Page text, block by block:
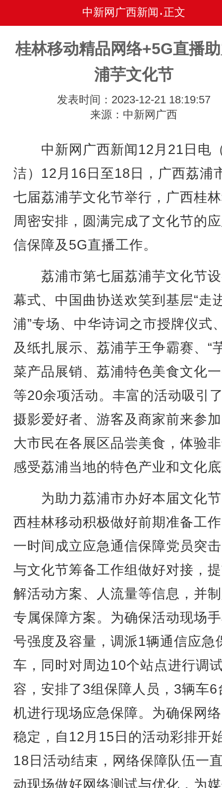
中新网广西新闻 • 正文
桂林移动精品网络+5G直播
浦芋文化节
发表时间：2023-12-21 18:19:57
来源：中新网广西
中新网广西新闻12月21日电
洁）12月16日至18日，广西荔浦
七届荔浦芋文化节举行，广西桂
周密安排，圆满完成了文化节的
信保障及5G直播工作。
荔浦市第七届荔浦芋文化节
幕式、中国曲协送欢笑到基层“走
浦”专场、中华诗词之市授牌仪式
及纸扎展示、荔浦芋王争霸赛、“
菜产品展销、荔浦特色美食文化
等20余项活动。丰富的活动吸引
摄影爱好者、游客及商家前来参
大市民在各展区品尝美食，体验
感受荔浦当地的特色产业和文化
为助力荔浦市办好本届文化
西桂林移动积极做好前期准备工
一时间成立应急通信保障党员突
与文化节筹备工作组做好对接，
解活动方案、人流量等信息，并
专属保障方案。为确保活动现场
号强度及容量，调派1辆通信应急
车，同时对周边10个站点进行调
容，安排了3组保障人员，3辆车6
机进行现场应急保障。为确保网
稳定，自12月15日的活动彩排开
18日活动结束，网络保障队伍一
动现场做好网络测试与优化，为